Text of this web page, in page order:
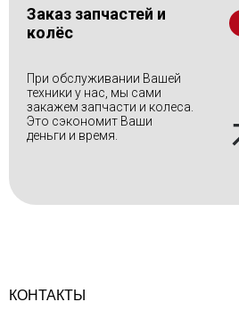
Заказ запчастей и
колёс
При обслуживании Вашей
техники у нас, мы сами
закажем запчасти и колеса.
Это сэкономит Ваши
деньги и время.
КОНТАКТЫ